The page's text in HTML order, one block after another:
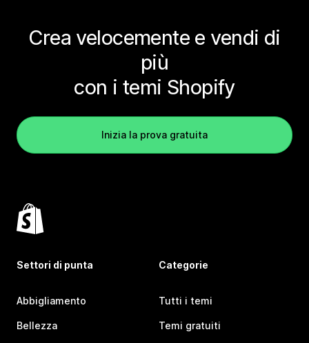
Crea velocemente e vendi di
più
con i temi Shopify
Inizia la prova gratuita
Settori di punta
Abbigliamento
Bellezza
Categorie
Tutti i temi
Temi gratuiti